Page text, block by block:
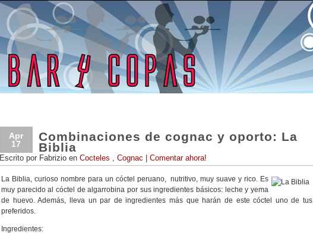
Apr
17
Combinaciones de cognac y oporto: La
Biblia
Escrito por Fabrizio en Cocteles , Cognac Comentar ahora!
La Biblia, curioso nombre para un cóctel peruano, nutritivo, muy suave y rico. Es
muy parecido al cóctel de algarrobina por sus ingredientes básicos: leche y yema
de huevo. Además, lleva un par de ingredientes más que harán de este cóctel uno de tus
preferidos.
Ingredientes: